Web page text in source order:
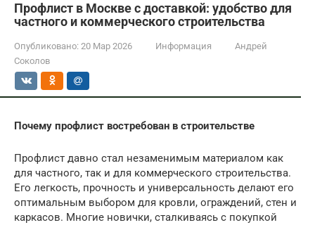
Профлист в Москве с доставкой: удобство для
частного и коммерческого строительства
Опубликовано: 20 Мар 2026 Информация
Андрей
Соколов
Почему профлист востребован в строительстве
Профлист давно стал незаменимым материалом как
для частного, так и для коммерческого строительства.
Его легкость, прочность и универсальность делают его
оптимальным выбором для кровли, ограждений, стен и
каркасов. Многие новички, сталкиваясь с покупкой